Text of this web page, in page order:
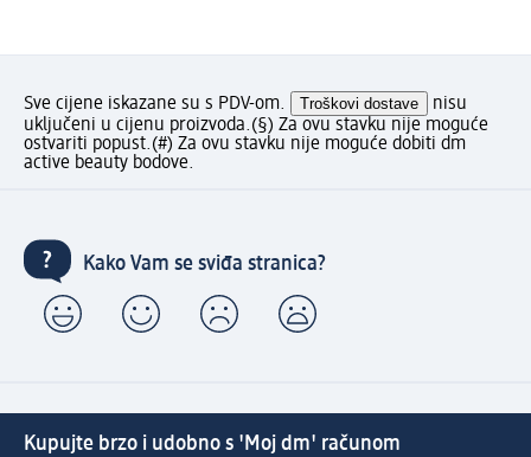
Sve cijene iskazane su s PDV-om. Troškovi dostave
nisu
uključeni u cijenu proizvoda.(§) Za ovu stavku nije moguće
ostvariti popust.(#) Za ovu stavku nije moguće dobiti dm
active beauty bodove.
Kako Vam se sviđa stranica?
Kupujte brzo i udobno s 'Moj dm' računom